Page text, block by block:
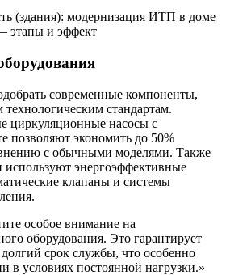
современные компоненты,
стандартам.
циркуляционные насосы с
позволяют экономить до 50%
с обычными моделями. Также
используют энергоэффективные
клапаны и системы
особое внимание на
оборудования. Это гарантирует
долгий срок службы, что особенно
в условиях постоянной нагрузки.»